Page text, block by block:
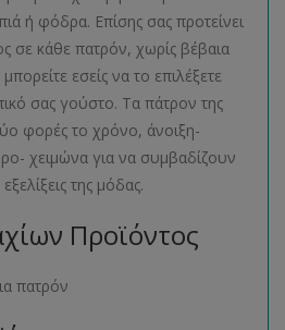
ή φόδρα. Επίσης σας προτείνει
σε κάθε πατρόν, χωρίς βέβαια
εσείς να το επιλέξετε
σας γούστο. Τα πάτρον της
φορές το χρόνο, άνοιξη-
χειμώνα για να συμβαδίζουν
εξελίξεις της μόδας.
Προϊόντος
πατρόν